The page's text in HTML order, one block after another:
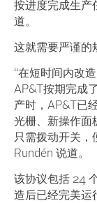
按进度完成生产
道。
这就需要严谨的
“在短时间内改
AP&T按期完成
产时，AP&T已
光栅、新操作面
只需拨动开关，
Rundén 说道。
该协议包括 24
造后已经完美运